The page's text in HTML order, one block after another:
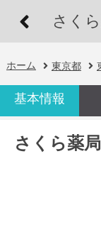
さく
ホーム 東京都
基本情報
さくら薬